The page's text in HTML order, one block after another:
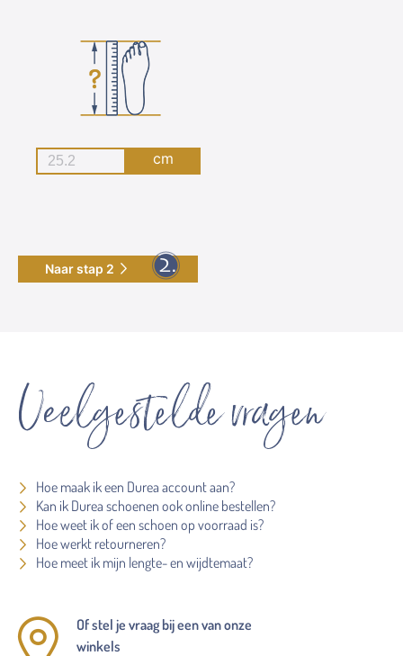
cm
Naar stap 2
Veelgestelde vragen
Hoe maak ik een Durea account aan?
Kan ik Durea schoenen ook online bestellen?
Hoe weet ik of een schoen op voorraad is?
Hoe werkt retourneren?
Hoe meet ik mijn lengte- en wijdtemaat?
Of stel je vraag bij een van onze
winkels